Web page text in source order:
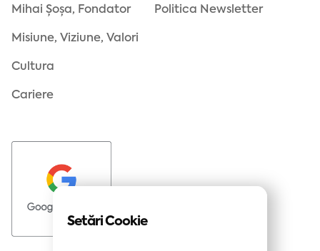
Mihai Șoșa, Fondator
Misiune, Viziune, Valori
Cultura
Cariere
Politica Newsletter
Setări Cookie